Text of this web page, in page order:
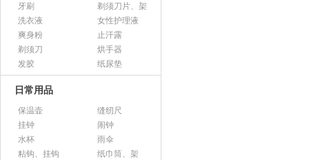
牙刷
剃须刀片、架
洗衣液
女性护理液
爽身粉
止汗露
剃须刀
烘手器
发胶
纸尿垫
日常用品
保温壶
缝纫尺
挂钟
闹钟
水杯
雨伞
粘钩、挂钩
纸巾筒、架